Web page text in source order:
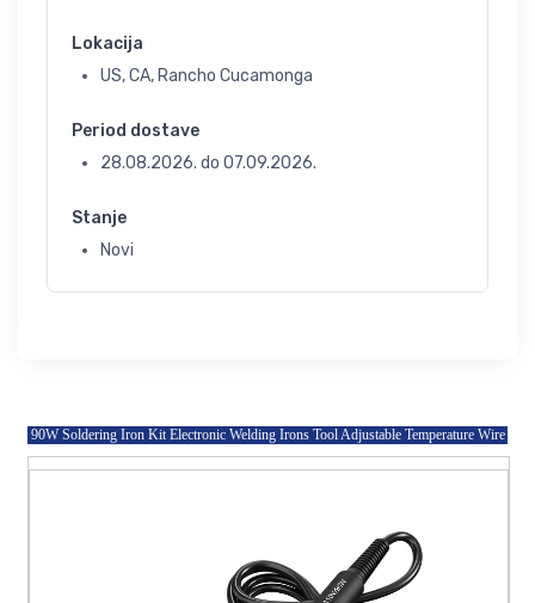
Lokacija
US, CA, Rancho Cucamonga
Period dostave
28.08.2026. do 07.09.2026.
Stanje
Novi